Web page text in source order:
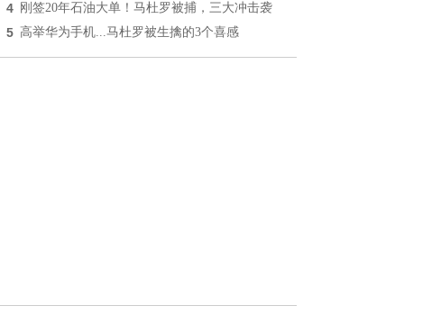
4 刚签20年石油大单！马杜罗被捕，三大冲击袭
5 高举华为手机...马杜罗被生擒的3个喜感